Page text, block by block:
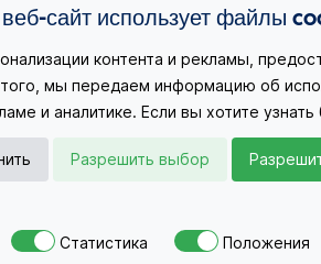
Шарм-эл-Шейх
Визы
Правила
сайт использует файлы
контента и рекламы,
мы передаем информацию об
и аналитике. Если вы хотите
Разрешить выбор
Статистика Положения